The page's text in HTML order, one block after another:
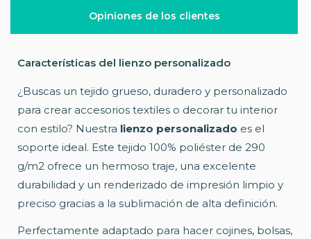
Opiniones de los clientes
Características del lienzo personalizado
¿Buscas un tejido grueso, duradero y personalizado
para crear accesorios textiles o decorar tu interior
con estilo? Nuestra lienzo personalizado es el
soporte ideal. Este tejido 100% poliéster de 290
g/m2 ofrece un hermoso traje, una excelente
durabilidad y un renderizado de impresión limpio y
preciso gracias a la sublimación de alta definición.
Perfectamente adaptado para hacer cojines, bolsas,